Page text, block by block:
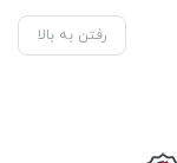
رفتن به بالا